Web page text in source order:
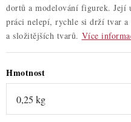
dortů a modelování figurek. Její
práci nelepí, rychle si drží tvar
a složitějších tvarů. Více
Hmotnost